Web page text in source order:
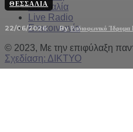
ΘΕΣΣΑΛΊΑ
22/06/2026 By Ραδιοφωνικό Ίδρυμα
Θεσσαλία
Live Radio
Επικοινωνία
© 2023, Με την επιφύλαξη
Σχεδίαση: ΔΙΚΤΥΟ